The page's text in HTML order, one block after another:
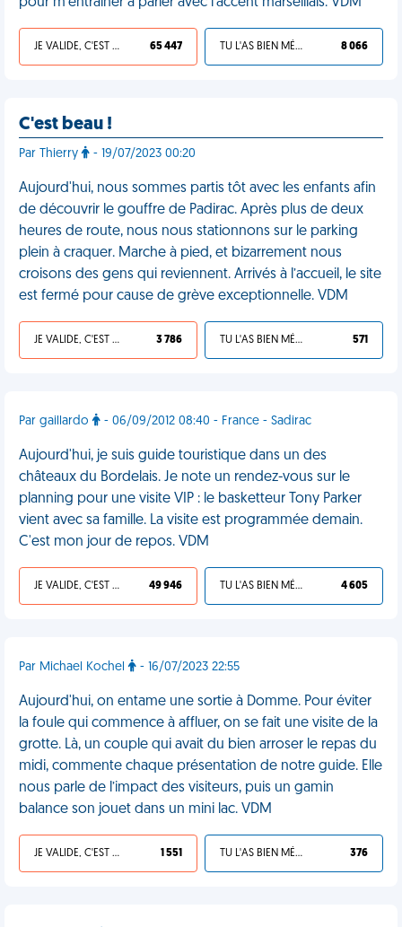
JE VALIDE, C'EST UNE VDM 65 447 TU L'AS BIEN MÉRITÉ 8 066
C'est beau !
Par Thierry - 19/07/2023 00:20
Aujourd'hui, nous sommes partis tôt avec les enfants afin
de découvrir le gouffre de Padirac. Après plus de deux
heures de route, nous nous stationnons sur le parking
plein à craquer. Marche à pied, et bizarrement nous
croisons des gens qui reviennent. Arrivés à l’accueil, le site
est fermé pour cause de grève exceptionnelle. VDM
JE VALIDE, C'EST UNE VDM 3 786 TU L'AS BIEN MÉRITÉ 571
Par gaillardo - 06/09/2012 08:40 - France - Sadirac
Aujourd'hui, je suis guide touristique dans un des
châteaux du Bordelais. Je note un rendez-vous sur le
planning pour une visite VIP : le basketteur Tony Parker
vient avec sa famille. La visite est programmée demain.
C'est mon jour de repos. VDM
JE VALIDE, C'EST UNE VDM 49 946 TU L'AS BIEN MÉRITÉ 4 605
Par Michael Kochel - 16/07/2023 22:55
Aujourd'hui, on entame une sortie à Domme. Pour éviter
la foule qui commence à affluer, on se fait une visite de la
grotte. Là, un couple qui avait du bien arroser le repas du
midi, commente chaque présentation de notre guide. Elle
nous parle de l’impact des visiteurs, puis un gamin
balance son jouet dans un mini lac. VDM
JE VALIDE, C'EST UNE VDM 1 551 TU L'AS BIEN MÉRITÉ 376